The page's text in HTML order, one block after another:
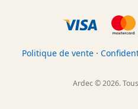
Politique de vente ·
Ardec © 2026.